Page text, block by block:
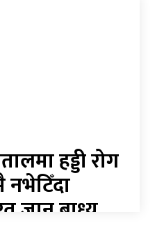
हड्डी रोग
जान बाध्य